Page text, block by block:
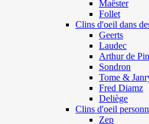
Maëster
Follet
Clins d'oeil dans
Geerts
Laudec
Arthur de
Sondron
Tome &
Fred Diamz
Deliège
Clins d'oeil
Zep